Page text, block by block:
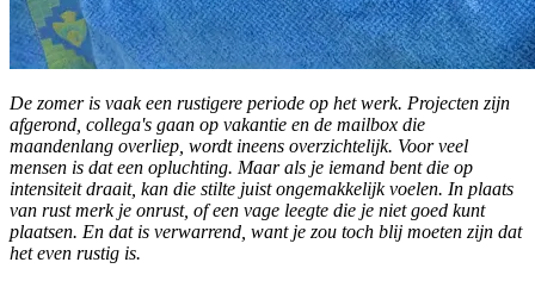
De zomer is vaak een rustigere periode op het werk. Projecten zijn
afgerond, collega's gaan op vakantie en de mailbox die
maandenlang overliep, wordt ineens overzichtelijk. Voor veel
mensen is dat een opluchting. Maar als je iemand bent die op
intensiteit draait, kan die stilte juist ongemakkelijk voelen. In plaats
van rust merk je onrust, of een vage leegte die je niet goed kunt
plaatsen. En dat is verwarrend, want je zou toch blij moeten zijn dat
het even rustig is.